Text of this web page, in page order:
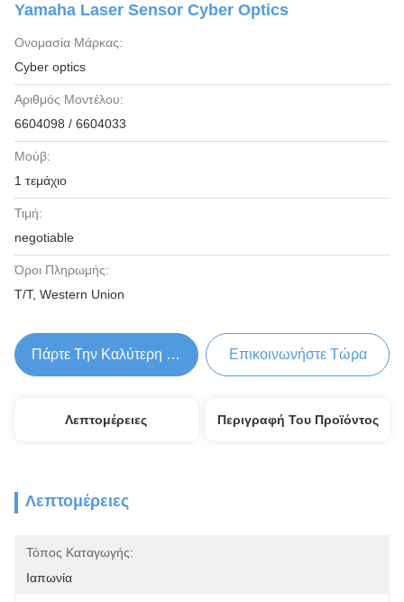
Yamaha Laser Sensor Cyber Optics
Ονομασία Μάρκας:
Cyber optics
Αριθμός Μοντέλου:
6604098 / 6604033
Μούβ:
1 τεμάχιο
Τιμή:
negotiable
Όροι Πληρωμής:
T/T, Western Union
Πάρτε Την Καλύτερη Τιμή Επικοινωνήστε Τώρα
Λεπτομέρειες Περιγραφή Του Προϊόντος
Λεπτομέρειες
Τόπος Καταγωγής:
Ιαπωνία